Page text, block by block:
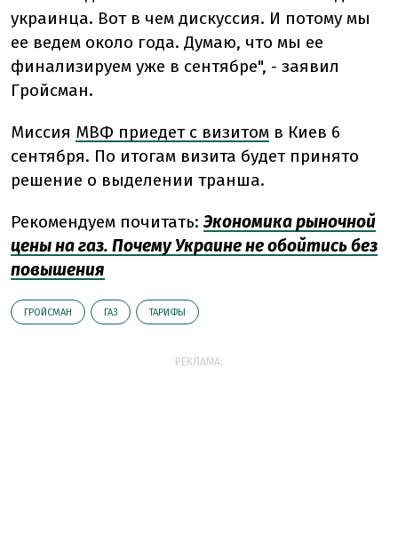
украинца. Вот в чем дискуссия. И потому мы
ее ведем около года. Думаю, что мы ее
финализируем уже в сентябре", - заявил
Гройсман.
Миссия МВФ приедет с визитом в Киев 6
сентября. По итогам визита будет принято
решение о выделении транша.
Рекомендуем почитать:Экономика рыночной
цены на газ. Почему Украине не обойтись без
повышения
ГРОЙСМАН ГАЗ ТАРИФЫ
РЕКЛАМА: